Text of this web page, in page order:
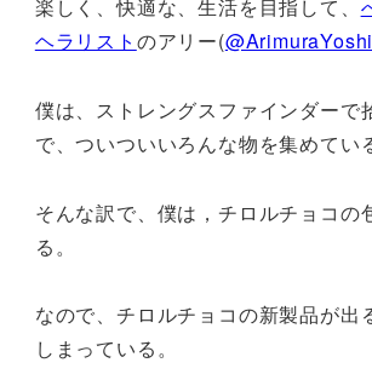
楽しく、快適な、生活を目指して、
ヘラリスト のアリー(
僕は、ストレングスファインダーで
で、ついついいろんな物を集めてい
そんな訳で、僕は，チロルチョコの
る。
なので、チロルチョコの新製品が出
しまっている。